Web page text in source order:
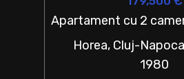
Apartament cu 2
Horea, Cluj-Napoca
1980